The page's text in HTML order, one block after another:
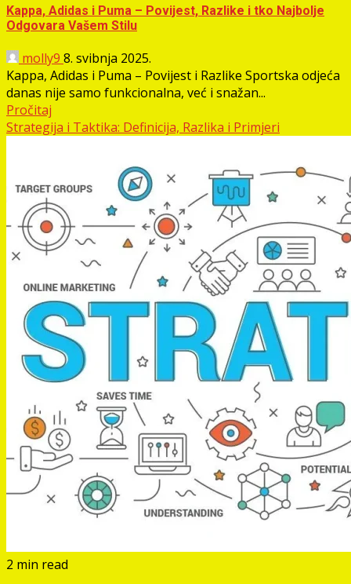
Kappa, Adidas i Puma – Povijest, Razlike i tko Najbolje
Odgovara Vašem Stilu
molly9 8. svibnja 2025.
Kappa, Adidas i Puma – Povijest i Razlike Sportska odjeća
danas nije samo funkcionalna, već i snažan...
Pročitaj
Strategija i Taktika: Definicija, Razlika i Primjeri
2 min read